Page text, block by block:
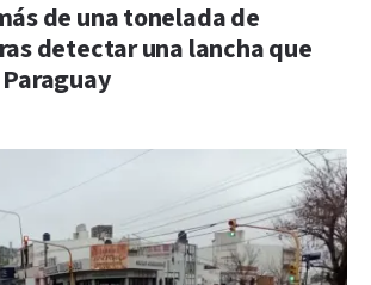
de una tonelada de
detectar una lancha que